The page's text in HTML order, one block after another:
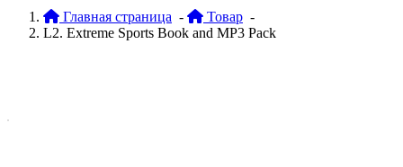
Главная страница - Товар -
L2. Extreme Sports Book and MP3 Pack